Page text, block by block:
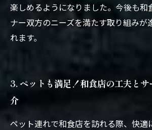
楽しめるようになりました。今後も和
ナー双方のニーズを満たす取り組みが
れます。
3. ペットも満足！和食店の工夫と
介
ペット連れで和食店を訪れる際、快適